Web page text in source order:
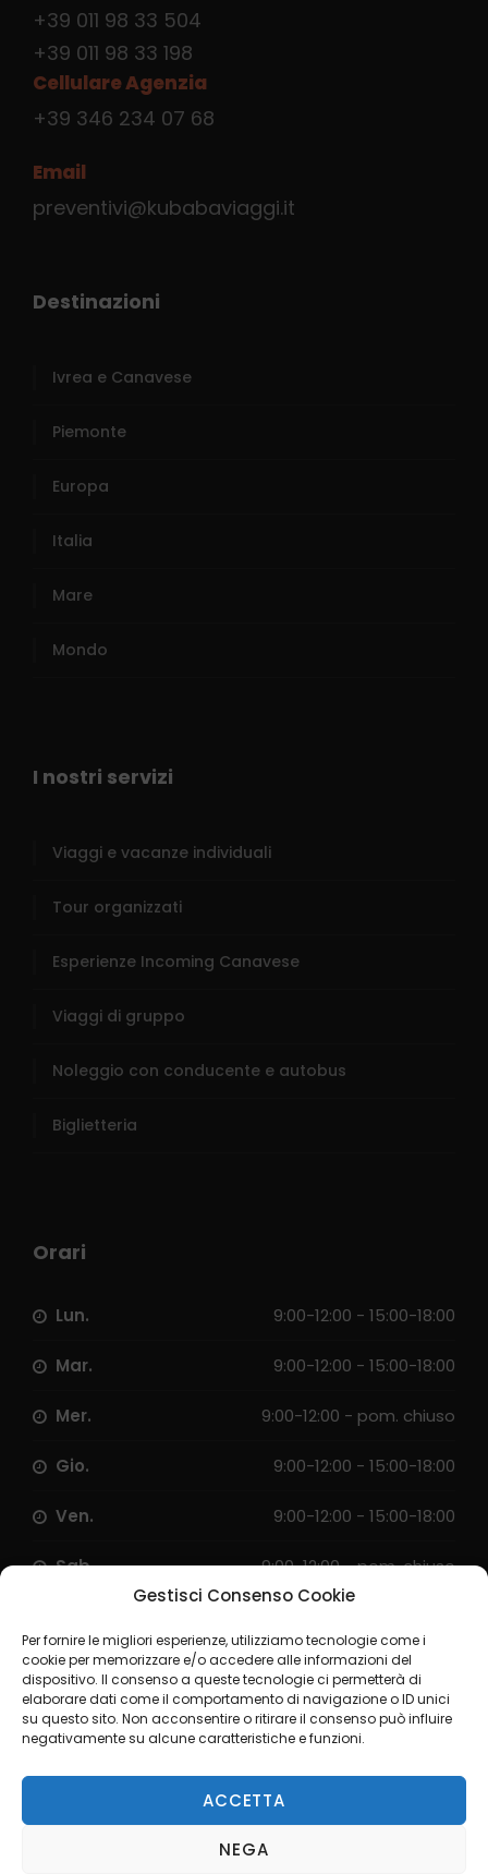
Gestisci Consenso Cookie
Per fornire le migliori esperienze, utilizziamo tecnologie come i
cookie per memorizzare e/o accedere alle informazioni del
dispositivo. Il consenso a queste tecnologie ci permetterà di
elaborare dati come il comportamento di navigazione o ID unici
su questo sito. Non acconsentire o ritirare il consenso può influire
negativamente su alcune caratteristiche e funzioni.
ACCETTA
NEGA
+39 011 98 33 504
+39 011 98 33 198
Cellulare Agenzia
+39 346 234 07 68
Email
preventivi@kubabaviaggi.it
Destinazioni
Ivrea e Canavese
Piemonte
Europa
Italia
Mare
Mondo
I nostri servizi
Viaggi e vacanze individuali
Tour organizzati
Esperienze Incoming Canavese
Viaggi di gruppo
Noleggio con conducente e autobus
Biglietteria
Orari
Lun. 9:00-12:00 - 15:00-18:00
Mar. 9:00-12:00 - 15:00-18:00
Mer. 9:00-12:00 - pom. chiuso
Gio. 9:00-12:00 - 15:00-18:00
Ven. 9:00-12:00 - 15:00-18:00
Sab. 9:00-12:00 - pom. chiuso
Kubaba Viaggi riceve anche su appuntamento:
se desideri venire in ufficio per programmare un
viaggio o una gita,chiamaciper fissare un
appuntamento negli orari a te più comodi.